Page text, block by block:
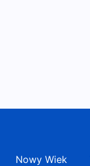
Nowy Wiek